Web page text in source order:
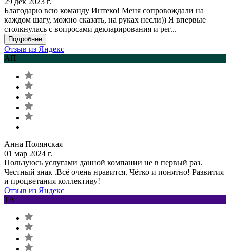
Благодарю всю команду Интеко! Меня сопровождали на
каждом шагу, можно сказать, на руках несли)) Я впервые
столкнулась с вопросами декларирования и рег...
Подробнее
Отзыв из Яндекс
АП
Анна Полянская
01 мар 2024 г.
Пользуюсь услугами данной компании не в первый раз.
Честный знак .Всё очень нравится. Чётко и понятно! Развития
и процветания коллективу!
Отзыв из Яндекс
ТА